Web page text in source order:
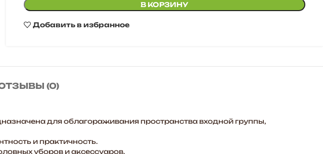
В КОРЗИНУ
Добавить в избранное
(0)
для облагораживания пространства входной группы,
и практичность.
уборов и аксессуаров.